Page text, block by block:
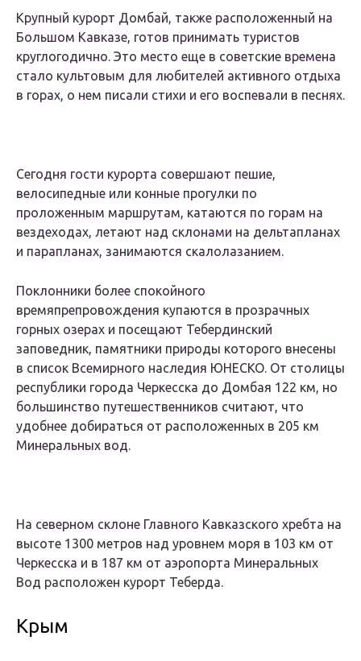
Крупный курорт Домбай, также расположенный на
Большом Кавказе, готов принимать туристов
круглогодично. Это место еще в советские времена
стало культовым для любителей активного отдыха
в горах, о нем писали стихи и его воспевали в песнях.
Сегодня гости курорта совершают пешие,
велосипедные или конные прогулки по
проложенным маршрутам, катаются по горам на
вездеходах, летают над склонами на дельтапланах
и парапланах, занимаются скалолазанием.
Поклонники более спокойного
времяпрепровождения купаются в прозрачных
горных озерах и посещают Тебердинский
заповедник, памятники природы которого внесены
в список Всемирного наследия ЮНЕСКО. От столицы
республики города Черкесска до Домбая 122 км, но
большинство путешественников считают, что
удобнее добираться от расположенных в 205 км
Минеральных вод.
На северном склоне Главного Кавказского хребта на
высоте 1300 метров над уровнем моря в 103 км от
Черкесска и в 187 км от аэропорта Минеральных
Вод расположен курорт Теберда.
Крым